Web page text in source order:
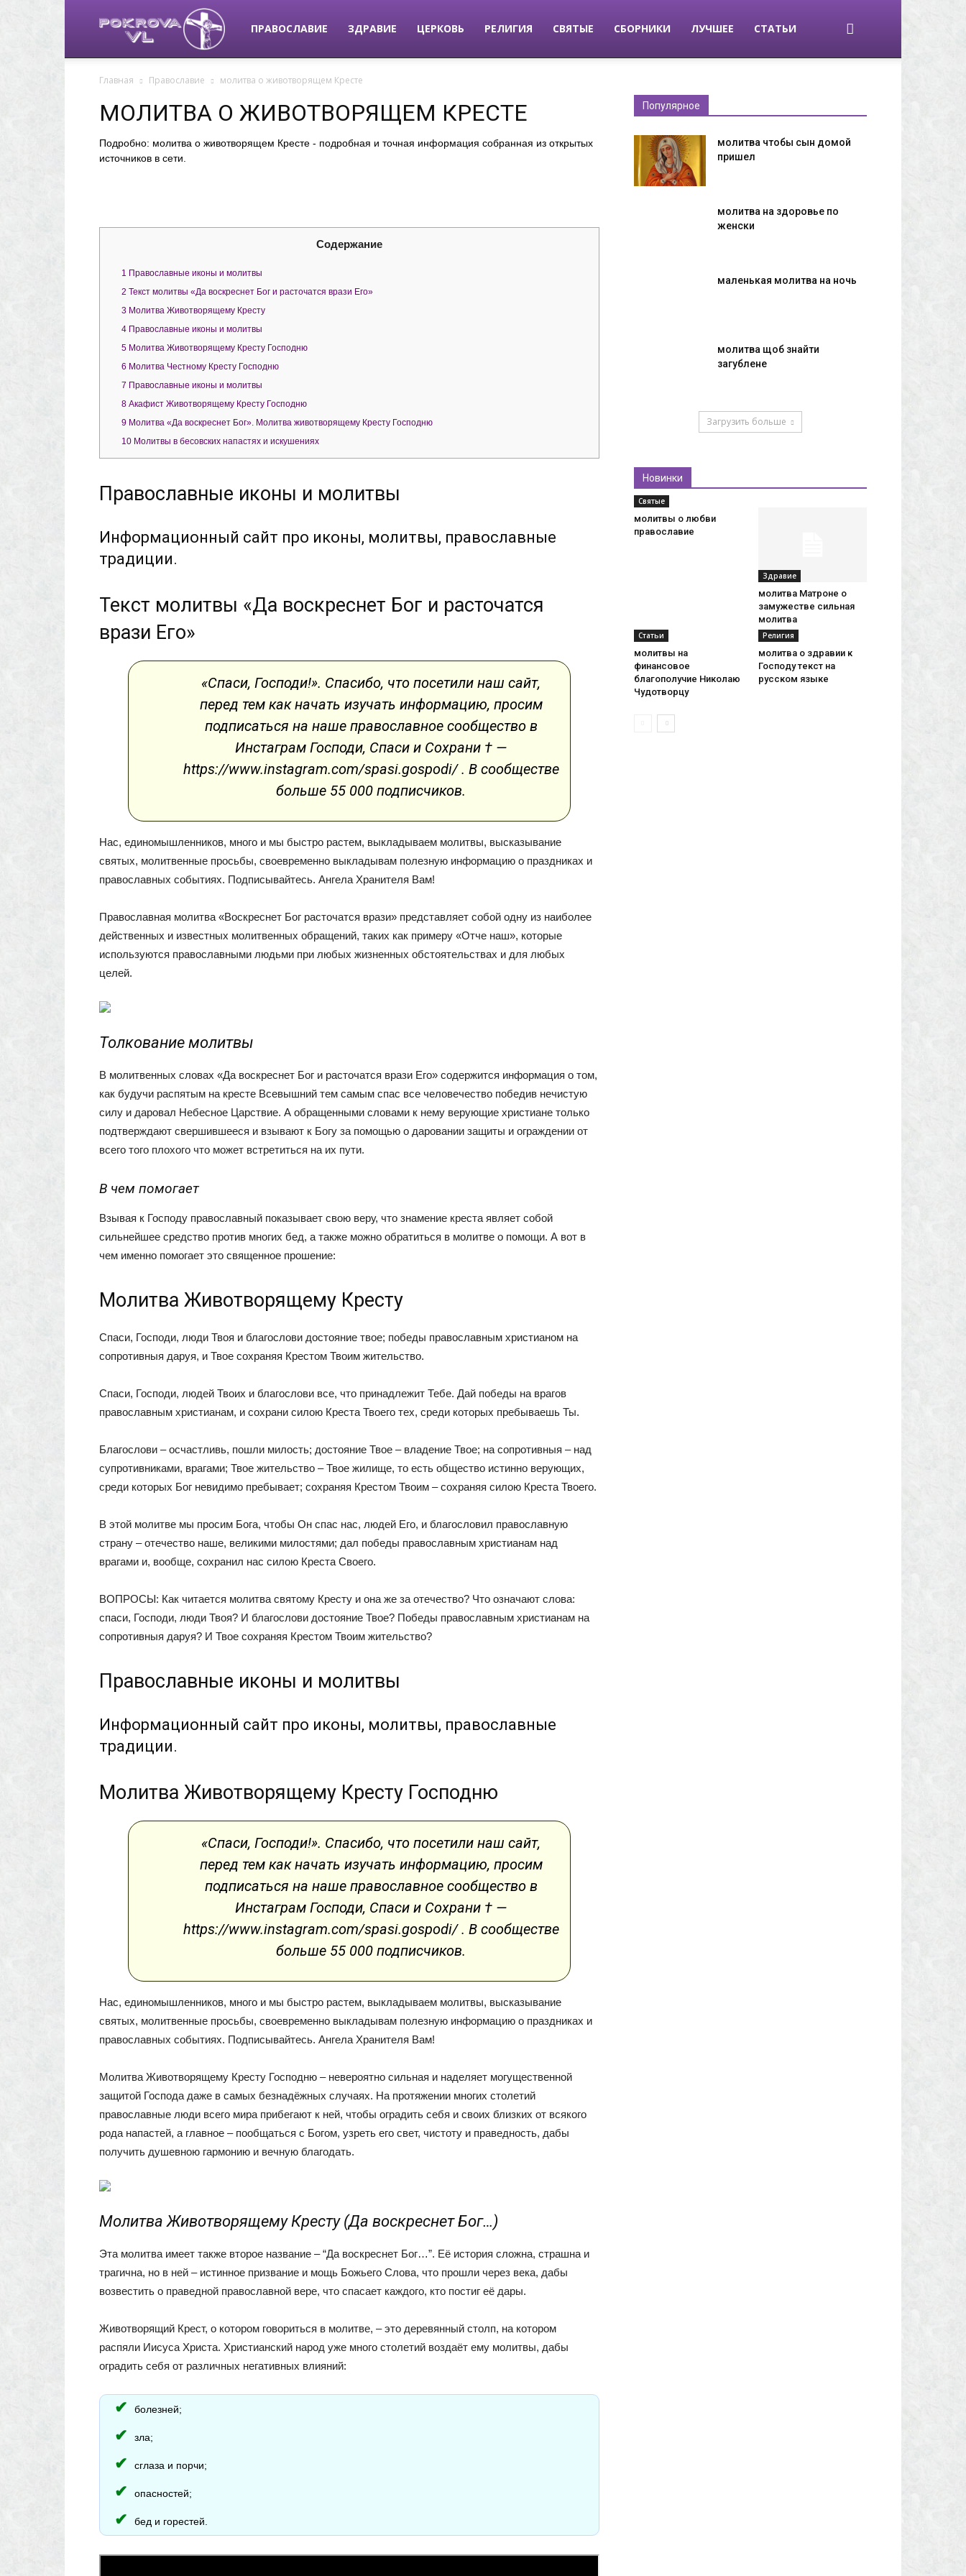
pokrova-
vl.ru
ПРАВОСЛАВИЕ ЗДРАВИЕ ЦЕРКОВЬ РЕЛИГИЯ СВЯТЫЕ СБОРНИКИ ЛУЧШЕЕ СТАТЬИ
Главная Православие молитва о животворящем Кресте
МОЛИТВА О ЖИВОТВОРЯЩЕМ КРЕСТЕ
Подробно: молитва о животворящем Кресте - подробная и точная информация собранная из открытых
источников в сети.
Содержание
1 Православные иконы и молитвы
2 Текст молитвы «Да воскреснет Бог и расточатся врази Его»
3 Молитва Животворящему Кресту
4 Православные иконы и молитвы
5 Молитва Животворящему Кресту Господню
6 Молитва Честному Кресту Господню
7 Православные иконы и молитвы
8 Акафист Животворящему Кресту Господню
9 Молитва «Да воскреснет Бог». Молитва животворящему Кресту Господню
10 Молитвы в бесовских напастях и искушениях
Православные иконы и молитвы
Информационный сайт про иконы, молитвы, православные
традиции.
Текст молитвы «Да воскреснет Бог и расточатся
врази Его»
«Спаси, Господи!». Спасибо, что посетили наш сайт,
перед тем как начать изучать информацию, просим
подписаться на наше православное сообщество в
Инстаграм Господи, Спаси и Сохрани † —
https://www.instagram.com/spasi.gospodi/ . В сообществе
больше 55 000 подписчиков.
Нас, единомышленников, много и мы быстро растем, выкладываем молитвы, высказывание
святых, молитвенные просьбы, своевременно выкладывам полезную информацию о праздниках и
православных событиях. Подписывайтесь. Ангела Хранителя Вам!
Православная молитва «Воскреснет Бог расточатся врази» представляет собой одну из наиболее
действенных и известных молитвенных обращений, таких как примеру «Отче наш», которые
используются православными людьми при любых жизненных обстоятельствах и для любых
целей.
Толкование молитвы
В молитвенных словах «Да воскреснет Бог и расточатся врази Его» содержится информация о том,
как будучи распятым на кресте Всевышний тем самым спас все человечество победив нечистую
силу и даровал Небесное Царствие. А обращенными словами к нему верующие христиане только
подтверждают свершившееся и взывают к Богу за помощью о даровании защиты и ограждении от
всего того плохого что может встретиться на их пути.
В чем помогает
Взывая к Господу православный показывает свою веру, что знамение креста являет собой
сильнейшее средство против многих бед, а также можно обратиться в молитве о помощи. А вот в
чем именно помогает это священное прошение:
Молитва Животворящему Кресту
Спаси, Господи, люди Твоя и благослови достояние твое; победы православным христианом на
сопротивныя даруя, и Твое сохраняя Крестом Твоим жительство.
Спаси, Господи, людей Твоих и благослови все, что принадлежит Тебе. Дай победы на врагов
православным христианам, и сохрани силою Креста Твоего тех, среди которых пребываешь Ты.
Благослови – осчастливь, пошли милость; достояние Твое – владение Твое; на сопротивныя – над
супротивниками, врагами; Твое жительство – Твое жилище, то есть общество истинно верующих,
среди которых Бог невидимо пребывает; сохраняя Крестом Твоим – сохраняя силою Креста Твоего.
В этой молитве мы просим Бога, чтобы Он спас нас, людей Его, и благословил православную
страну – отечество наше, великими милостями; дал победы православным христианам над
врагами и, вообще, сохранил нас силою Креста Своего.
ВОПРОСЫ: Как читается молитва святому Кресту и она же за отечество? Что означают слова:
спаси, Господи, люди Твоя? И благослови достояние Твое? Победы православным христианам на
сопротивныя даруя? И Твое сохраняя Крестом Твоим жительство?
Православные иконы и молитвы
Информационный сайт про иконы, молитвы, православные
традиции.
Молитва Животворящему Кресту Господню
«Спаси, Господи!». Спасибо, что посетили наш сайт,
перед тем как начать изучать информацию, просим
подписаться на наше православное сообщество в
Инстаграм Господи, Спаси и Сохрани † —
https://www.instagram.com/spasi.gospodi/ . В сообществе
больше 55 000 подписчиков.
Нас, единомышленников, много и мы быстро растем, выкладываем молитвы, высказывание
святых, молитвенные просьбы, своевременно выкладывам полезную информацию о праздниках и
православных событиях. Подписывайтесь. Ангела Хранителя Вам!
Молитва Животворящему Кресту Господню – невероятно сильная и наделяет могущественной
защитой Господа даже в самых безнадёжных случаях. На протяжении многих столетий
православные люди всего мира прибегают к ней, чтобы оградить себя и своих близких от всякого
рода напастей, а главное – пообщаться с Богом, узреть его свет, чистоту и праведность, дабы
получить душевною гармонию и вечную благодать.
Молитва Животворящему Кресту (Да воскреснет Бог…)
Эта молитва имеет также второе название – “Да воскреснет Бог…”. Её история сложна, страшна и
трагична, но в ней – истинное призвание и мощь Божьего Слова, что прошли через века, дабы
возвестить о праведной православной вере, что спасает каждого, кто постиг её дары.
Животворящий Крест, о котором говориться в молитве, – это деревянный столп, на котором
распяли Иисуса Христа. Христианский народ уже много столетий воздаёт ему молитвы, дабы
оградить себя от различных негативных влияний:
болезней;
зла;
сглаза и порчи;
опасностей;
бед и горестей.
Популярное
молитва чтобы сын домой
пришел
молитва на здоровье по
женски
маленькая молитва на ночь
молитва щоб знайти
загублене
Загрузить больше
Новинки
Святые
молитвы о любви
православие
Здравие
молитва Матроне о
замужестве сильная
молитва
Статьи
молитвы на
финансовое
благополучие Николаю
Чудотворцу
Религия
молитва о здравии к
Господу текст на
русском языке